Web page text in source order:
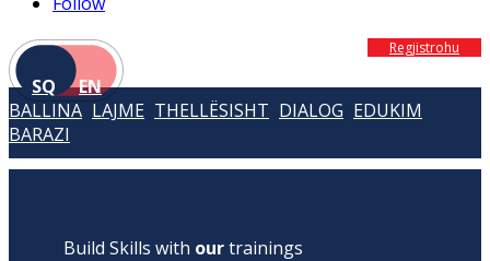
SQ EN
Regjistrohu
BALLINA LAJME THELLËSISHT DIALOG EDUKIM
BARAZI
Build Skills with ourtrainings